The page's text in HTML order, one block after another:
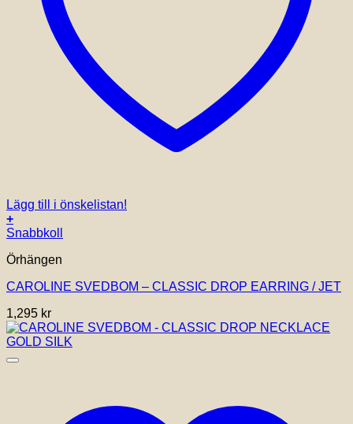
Lägg till i önskelistan!
+
Snabbkoll
Örhängen
CAROLINE SVEDBOM – CLASSIC DROP EARRING / JET
1,295 kr